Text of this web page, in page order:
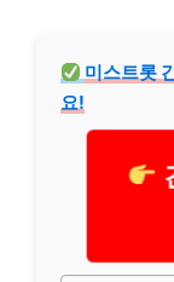
미스트롯
요!